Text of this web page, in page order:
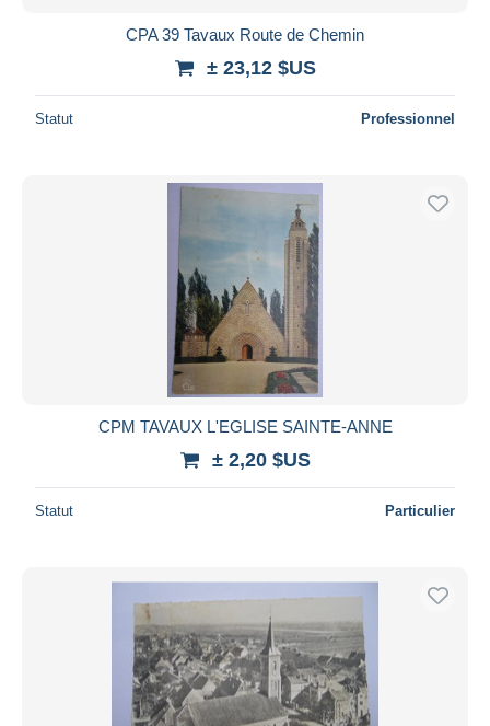
CPA 39 Tavaux Route de Chemin
± 23,12 $US
Statut Professionnel
CPM TAVAUX L'EGLISE SAINTE-ANNE
± 2,20 $US
Statut Particulier